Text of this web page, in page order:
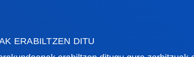
ERABILTZEN DITU
ikasitakoa eta neurtu